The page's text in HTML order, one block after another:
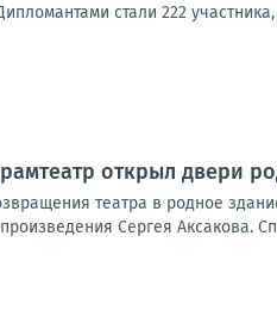
стали 222
открыл двери
театра в родное
Сергея Аксакова.